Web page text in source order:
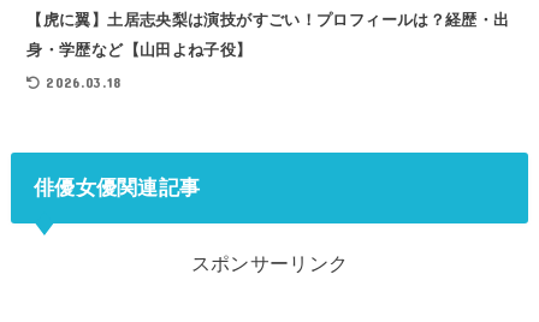
【虎に翼】土居志央梨は演技がすごい！プロフィールは？経歴・出
身・学歴など【山田よね子役】
2026.03.18
俳優女優関連記事
スポンサーリンク